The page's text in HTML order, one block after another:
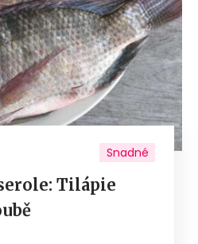
Snadné
Tilápie